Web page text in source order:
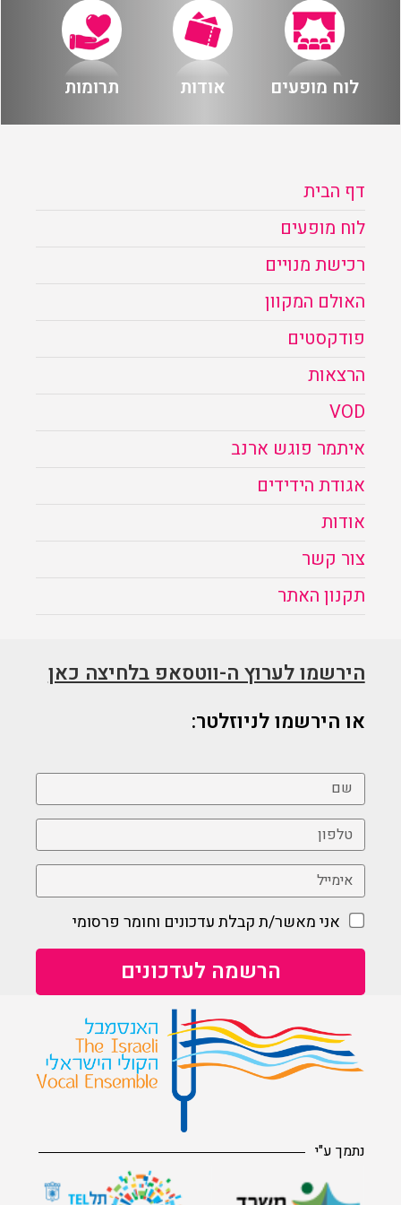
לוח מופעים אודות תרומות
דף הבית
לוח מופעים
רכישת מנויים
האולם המקוון
פודקסטים
הרצאות
VOD
איתמר פוגש ארנב
אגודת הידידים
אודות
צור קשר
תקנון האתר
הירשמו לערוץ ה-ווטסאפ בלחיצה כאן
או הירשמו לניוזלטר:
אני מאשר/ת קבלת עדכונים וחומר פרסומי
נתמך ע"י